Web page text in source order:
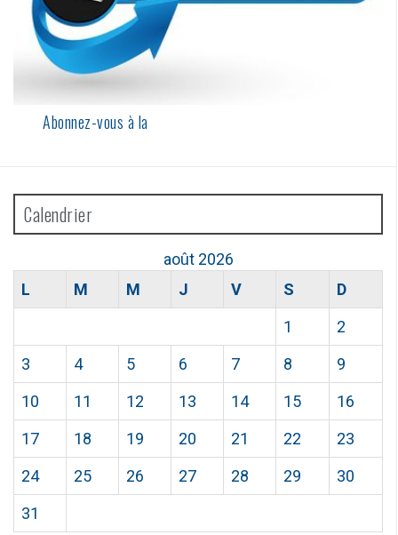
Abonnez-vous à la
Calendrier
août 2026
L
M M J V S
D
1
2
3
4 5 6 7 8
9
10
11 12 13 14 15
16
17
18 19 20 21 22
23
24
25 26 27 28 29
30
31